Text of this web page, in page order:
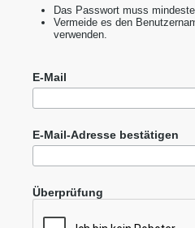
Das Passwort muss
Vermeide es den
verwenden.
E-Mail
E-Mail-Adresse bestätigen
Überprüfung